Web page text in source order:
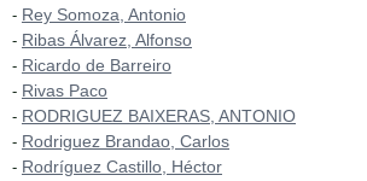
- Rey Somoza, Antonio
- Ribas Álvarez, Alfonso
- Ricardo de Barreiro
- Rivas Paco
- RODRIGUEZ BAIXERAS, ANTONIO
- Rodriguez Brandao, Carlos
- Rodríguez Castillo, Héctor